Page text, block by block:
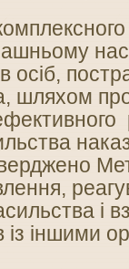
осіб,
шляхом
і
із іншими